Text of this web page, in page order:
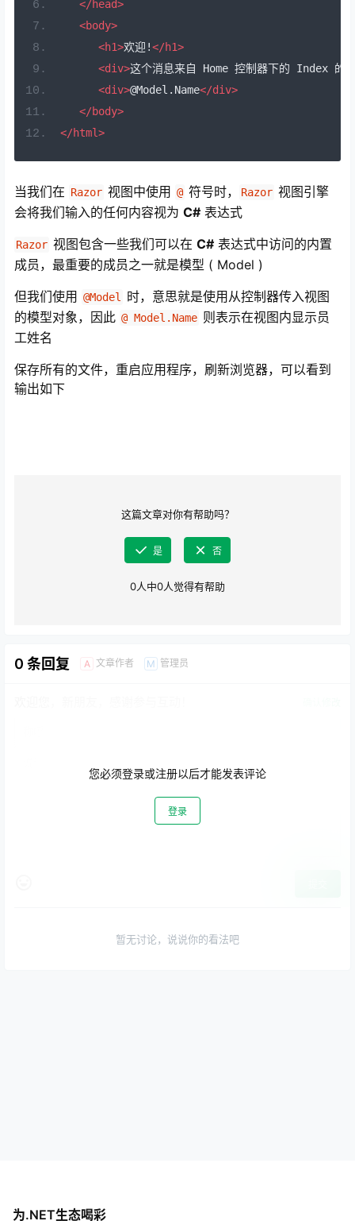
</head>
<body>
<h1>欢迎!</h1>
<div>这个消息来自 Home 控制器下的 Index
<div>@Model.Name</div>
</body>
</html>
当我们在 Razor 视图中使用 @ 符号时， Razor 视图引擎
会将我们输入的任何内容视为 C#表达式
Razor 视图包含一些我们可以在 C#表达式中访问的内置
成员，最重要的成员之一就是模型 ( Model )
但我们使用 @Model
时，意思就是使用从控制器传入视图
的模型对象，因此 @ Model.Name 则表示在视图内显示员
工姓名
保存所有的文件，重启应用程序，刷新浏览器，可以看到
输出如下
这篇文章对你有帮助吗？
是 否
0人中0人觉得有帮助
0 条回复 A 文章作者 M 管理员
您必须登录或注册以后才能发表评论
登录
暂无讨论，说说你的看法吧
为.NET生态喝彩